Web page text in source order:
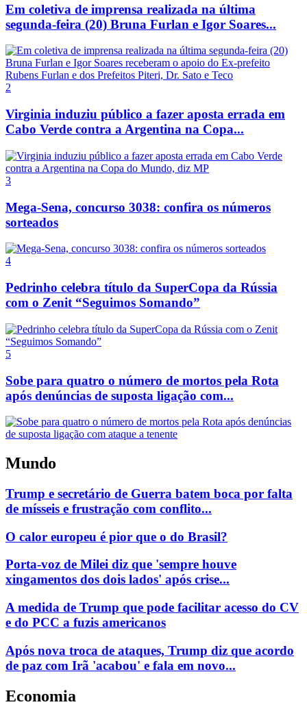
Em coletiva de imprensa realizada na última
segunda-feira (20) Bruna Furlan e Igor Soares...
2
Virginia induziu público a fazer aposta errada em
Cabo Verde contra a Argentina na Copa...
3
Mega-Sena, concurso 3038: confira os números
sorteados
4
Pedrinho celebra título da SuperCopa da Rússia
com o Zenit “Seguimos Somando”
5
Sobe para quatro o número de mortos pela Rota
após denúncias de suposta ligação com...
Mundo
Trump e secretário de Guerra batem boca por falta
de mísseis e frustração com conflito...
O calor europeu é pior que o do Brasil?
Porta-voz de Milei diz que 'sempre houve
xingamentos dos dois lados' após crise...
A medida de Trump que pode facilitar acesso do CV
e do PCC a fuzis americanos
Após nova troca de ataques, Trump diz que acordo
de paz com Irã 'acabou' e fala em novo...
Economia